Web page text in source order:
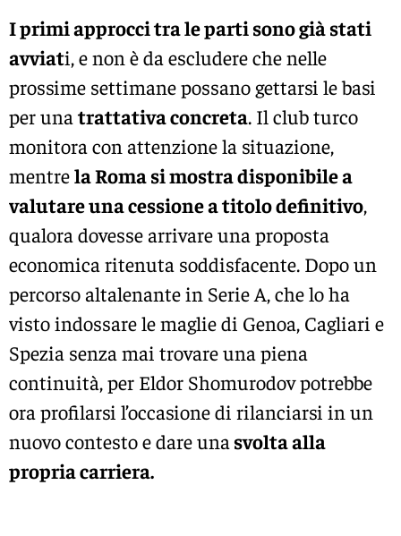
I primi approcci tra le parti sono già stati
avviati, e non è da escludere che nelle
prossime settimane possano gettarsi le basi
per una trattativa concreta. Il club turco
monitora con attenzione la situazione,
mentrela Roma si mostra disponibile a
valutare una cessione a titolo definitivo,
qualora dovesse arrivare una proposta
economica ritenuta soddisfacente. Dopo un
percorso altalenante in Serie A, che lo ha
visto indossare le maglie di Genoa, Cagliari e
Spezia senza mai trovare una piena
continuità, per Eldor Shomurodov potrebbe
ora profilarsi l’occasione di rilanciarsi in un
nuovo contesto e dare una svolta alla
propria carriera.